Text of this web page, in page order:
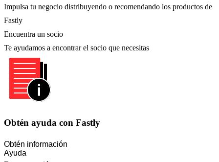
Impulsa tu negocio distribuyendo o recomendando los productos de
Fastly
Encuentra un socio
Te ayudamos a encontrar el socio que necesitas
Obtén ayuda con Fastly
Obtén información
Ayuda